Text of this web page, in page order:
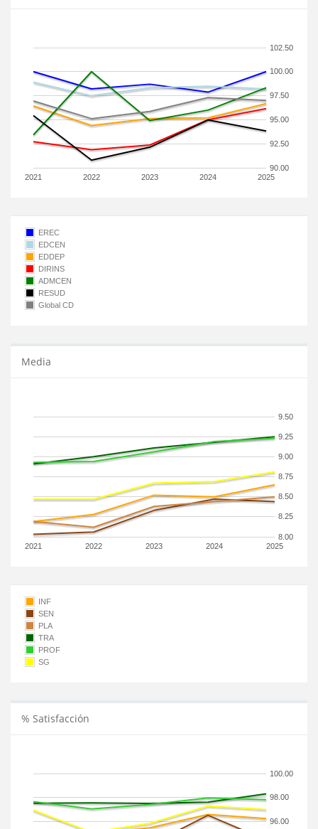
2021 2022 2023 2024 2025
90.00
92.50
95.00
97.50
100.00
102.50
EREC
EDCEN
EDDEP
DIRINS
ADMCEN
RESUD
Global CD
Media
2021 2022 2023 2024 2025
8.00
8.25
8.50
8.75
9.00
9.25
9.50
INF
SEN
PLA
TRA
PROF
SG
% Satisfacción
96.00
98.00
100.00